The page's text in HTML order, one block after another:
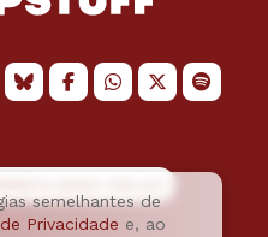
semelhantes de
Privacidade e, ao